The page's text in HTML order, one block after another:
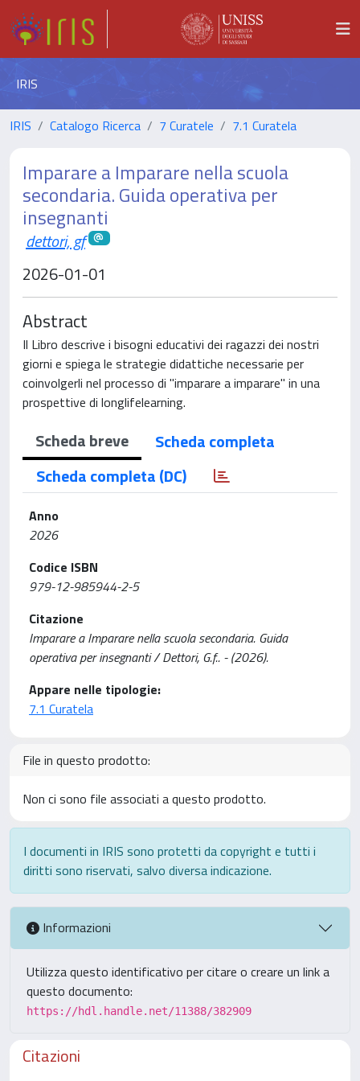
IRIS
IRIS Catalogo Ricerca 7 Curatele 7.1 Curatela
Imparare a Imparare nella scuola
secondaria. Guida operativa per
insegnanti
dettori, gf
2026-01-01
Abstract
Il Libro descrive i bisogni educativi dei ragazzi dei nostri
giorni e spiega le strategie didattiche necessarie per
coinvolgerli nel processo di "imparare a imparare" in una
prospettive di longlifelearning.
Scheda breve
Scheda completa
Scheda completa (DC)
Anno
2026
Codice ISBN
979-12-985944-2-5
Citazione
Imparare a Imparare nella scuola secondaria. Guida
operativa per insegnanti / Dettori, G.f.. - (2026).
Appare nelle tipologie:
7.1 Curatela
File in questo prodotto:
Non ci sono file associati a questo prodotto.
I documenti in IRIS sono protetti da copyright e tutti i
diritti sono riservati, salvo diversa indicazione.
Informazioni
Utilizza questo identificativo per citare o creare un link a
questo documento:
https://hdl.handle.net/11388/382909
Citazioni